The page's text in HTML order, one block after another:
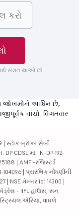
સંમત થાઓ છો
જોખમોને આધિન છે,
વાંચો. વિગતવાર
| સ્ટૉક બ્રોકર સેબી
CDSL માં: IN-DP-192-
| AMFI-રજિસ્ટર્ડ
| પ્રારંભિક નોંધણીની
| NSE મેમ્બર id: 14300 |
ઍડ્રેસ - IIFL હાઉસ, સન
એરિયા, વાઘલે